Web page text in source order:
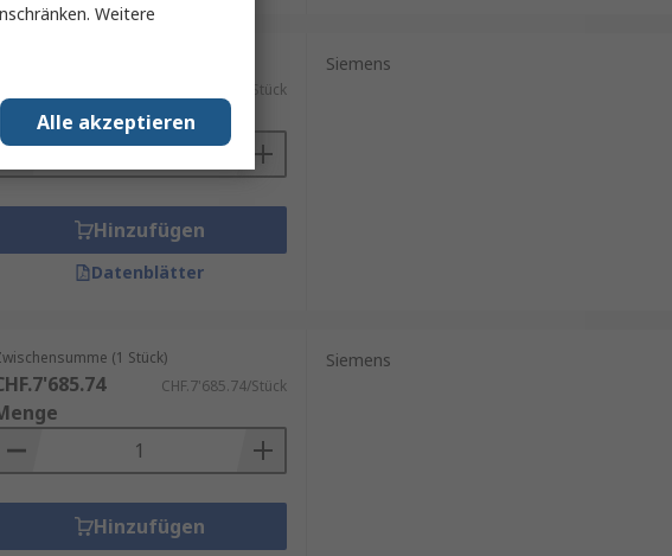
CHF.4'836.83/Stück
Menge
Hinzufügen
Datenblätter
Siemens
(1 Stück)
CHF.7'685.74/Stück
Hinzufügen
Siemens
Weitere
Alle akzeptieren